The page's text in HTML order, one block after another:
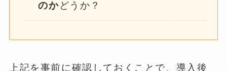
のかどうか？
上記を事前に確認しておくことで、導入後